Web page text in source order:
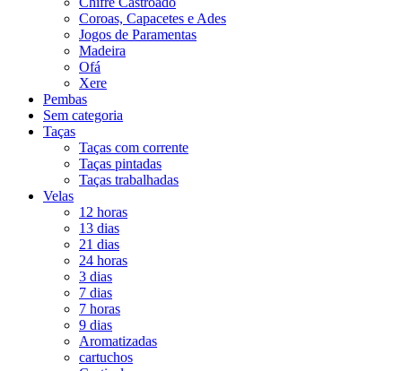
Coroas, Capacetes e Ades
Jogos de Paramentas
Madeira
Ofá
Xere
Pembas
Sem categoria
Taças
Taças com corrente
Taças pintadas
Taças trabalhadas
Velas
12 horas
13 dias
21 dias
24 horas
3 dias
7 dias
7 horas
9 dias
Aromatizadas
cartuchos